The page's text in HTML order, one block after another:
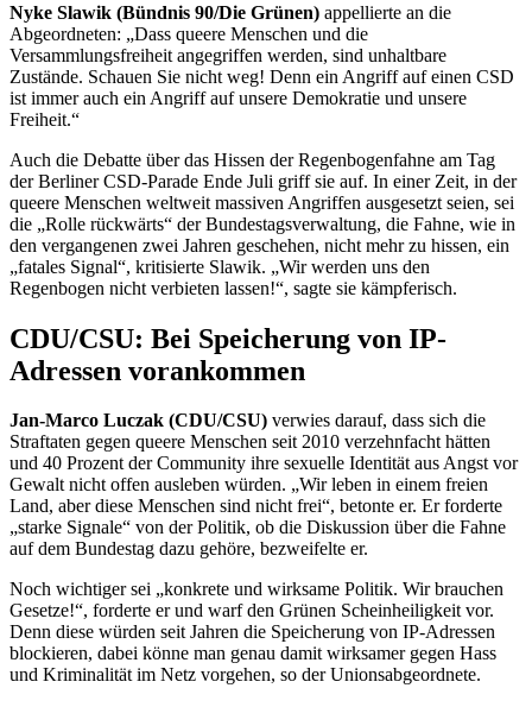
Nyke Slawik (Bündnis 90/Die Grünen) appellierte an die
Abgeordneten: „Dass queere Menschen und die
Versammlungsfreiheit angegriffen werden, sind unhaltbare
Zustände. Schauen Sie nicht weg! Denn ein Angriff auf einen CSD
ist immer auch ein Angriff auf unsere Demokratie und unsere
Freiheit.“
Auch die Debatte über das Hissen der Regenbogenfahne am Tag
der Berliner CSD-Parade Ende Juli griff sie auf. In einer Zeit, in der
queere Menschen weltweit massiven Angriffen ausgesetzt seien, sei
die „Rolle rückwärts“ der Bundestagsverwaltung, die Fahne, wie in
den vergangenen zwei Jahren geschehen, nicht mehr zu hissen, ein
„fatales Signal“, kritisierte Slawik. „Wir werden uns den
Regenbogen nicht verbieten lassen!“, sagte sie kämpferisch.
CDU/CSU: Bei Speicherung von IP-
Adressen vorankommen
Jan-Marco Luczak (CDU/CSU) verwies darauf, dass sich die
Straftaten gegen queere Menschen seit 2010 verzehnfacht hätten
und 40 Prozent derCommunity ihre sexuelle Identität aus Angst vor
Gewalt nicht offen ausleben würden. „Wir leben in einem freien
Land, aber diese Menschen sind nicht frei“, betonte er. Er forderte
„starke Signale“ von der Politik, ob die Diskussion über die Fahne
auf dem Bundestag dazu gehöre, bezweifelte er.
Noch wichtiger sei „konkrete und wirksame Politik. Wir brauchen
Gesetze!“, forderte er und warf den Grünen Scheinheiligkeit vor.
Denn diese würden seit Jahren die Speicherung von IP-Adressen
blockieren, dabei könne man genau damit wirksamer gegen Hass
und Kriminalität im Netz vorgehen, so der Unionsabgeordnete.